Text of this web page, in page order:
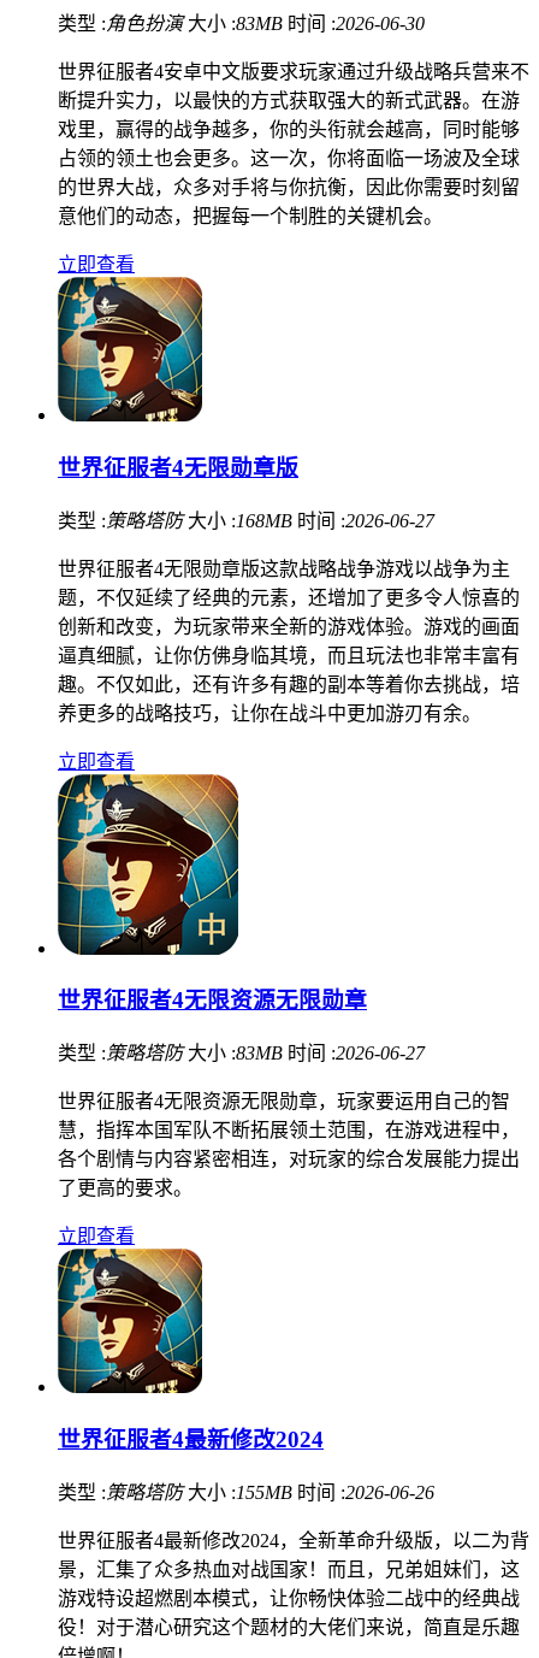
类型 :角色扮演 大小 :83MB 时间 :2026-06-30
世界征服者4安卓中文版要求玩家通过升级战略兵营来不
断提升实力，以最快的方式获取强大的新式武器。在游
戏里，赢得的战争越多，你的头衔就会越高，同时能够
占领的领土也会更多。这一次，你将面临一场波及全球
的世界大战，众多对手将与你抗衡，因此你需要时刻留
意他们的动态，把握每一个制胜的关键机会。
立即查看
世界征服者4无限勋章版
类型 : 策略塔防 大小 :168MB 时间 :2026-06-27
世界征服者4无限勋章版这款战略战争游戏以战争为主
题，不仅延续了经典的元素，还增加了更多令人惊喜的
创新和改变，为玩家带来全新的游戏体验。游戏的画面
逼真细腻，让你仿佛身临其境，而且玩法也非常丰富有
趣。不仅如此，还有许多有趣的副本等着你去挑战，培
养更多的战略技巧，让你在战斗中更加游刃有余。
立即查看
世界征服者4无限资源无限勋章
类型 : 策略塔防 大小 :83MB 时间 :2026-06-27
世界征服者4无限资源无限勋章，玩家要运用自己的智
慧，指挥本国军队不断拓展领土范围，在游戏进程中，
各个剧情与内容紧密相连，对玩家的综合发展能力提出
了更高的要求。
立即查看
世界征服者4最新修改2024
类型 : 策略塔防 大小 :155MB 时间 :2026-06-26
世界征服者4最新修改2024，全新革命升级版，以二为背
景，汇集了众多热血对战国家！而且，兄弟姐妹们，这
游戏特设超燃剧本模式，让你畅快体验二战中的经典战
役！对于潜心研究这个题材的大佬们来说，简直是乐趣